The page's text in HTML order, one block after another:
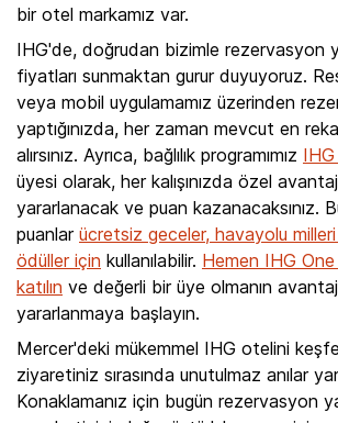
bir otel markamız var.
IHG'de, doğrudan bizimle rezervasyon
fiyatları sunmaktan gurur duyuyoruz.
veya mobil uygulamamız üzerinden
yaptığınızda, her zaman mevcut en
alırsınız. Ayrıca, bağlılık programımız
üyesi olarak, her kalışınızda özel
yararlanacak ve puan kazanacaksınız.
puanlar ücretsiz geceler, havayolu
ödüller için kullanılabilir. Hemen IHG
katılın ve değerli bir üye olmanın
yararlanmaya başlayın.
Mercer'deki mükemmel IHG otelini
ziyaretiniz sırasında unutulmaz anılar
Konaklamanız için bugün rezervasyon